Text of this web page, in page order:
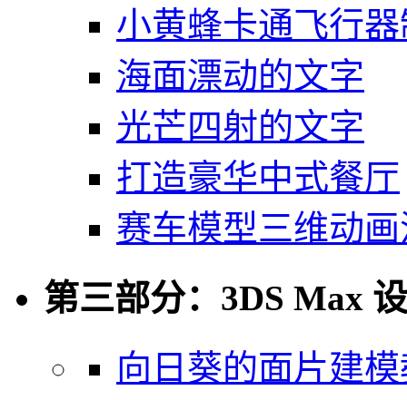
小黄蜂卡通飞行
海面漂动的文字
光芒四射的文字
打造豪华中式餐厅
赛车模型三维动
第三部分：3DS Max
向日葵的面片建